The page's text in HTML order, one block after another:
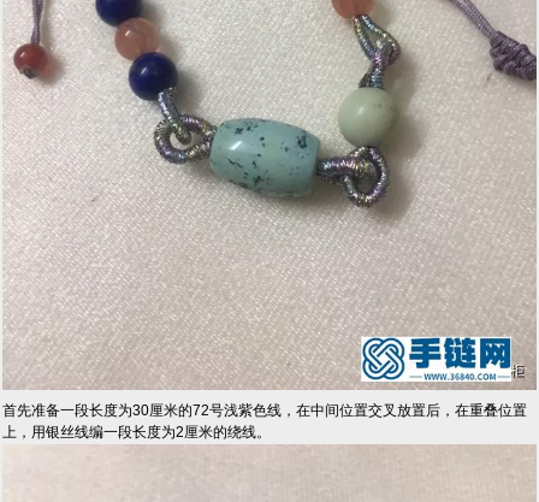
首先准备一段长度为30厘米的72号浅紫色线，在中间位置交叉放置后，在重叠位置
上，用银丝线编一段长度为2厘米的绕线。